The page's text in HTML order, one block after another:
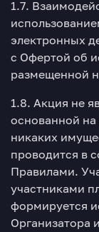
1.7.
электронных
с Офертой об
размещенной
1.8. Акция не
основанной на
никаких
проводится в
Правилами.
участниками
формируется
Организатора